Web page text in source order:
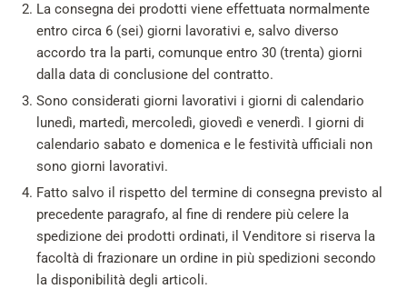
Customer Account
Shift+Alt+A
La consegna dei prodotti viene effettuata normalmente
entro circa 6 (sei) giorni lavorativi e, salvo diverso
accordo tra la parti, comunque entro 30 (trenta) giorni
dalla data di conclusione del contratto.
Sono considerati giorni lavorativi i giorni di calendario
lunedì, martedì, mercoledì, giovedì e venerdì. I giorni di
calendario sabato e domenica e le festività ufficiali non
sono giorni lavorativi.
Fatto salvo il rispetto del termine di consegna previsto al
precedente paragrafo, al fine di rendere più celere la
spedizione dei prodotti ordinati, il Venditore si riserva la
facoltà di frazionare un ordine in più spedizioni secondo
la disponibilità degli articoli.